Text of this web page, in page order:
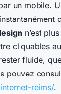
un mobile.
n’est
cliquables
fluide,
pouvez
reims/.